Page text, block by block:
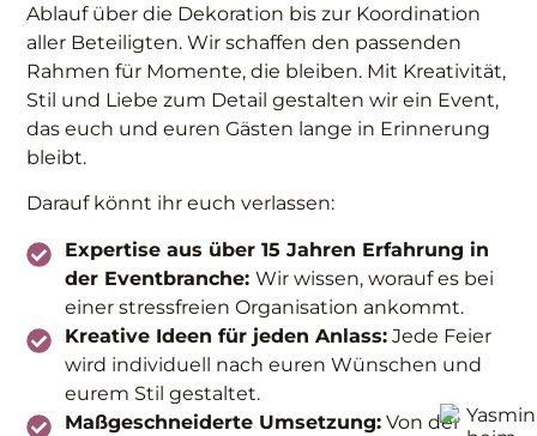
Ablauf über die Dekoration bis zur Koordination
aller Beteiligten. Wir schaffen den passenden
Rahmen für Momente, die bleiben. Mit Kreativität,
Stil und Liebe zum Detail gestalten wir ein Event,
das euch und euren Gästen lange in Erinnerung
bleibt.
Darauf könnt ihr euch verlassen:
Expertise aus über 15 Jahren Erfahrung in
der Eventbranche: Wir wissen, worauf es bei
einer stressfreien Organisation ankommt.
Kreative Ideen für jeden Anlass:Jede Feier
wird individuell nach euren Wünschen und
eurem Stil gestaltet.
Maßgeschneiderte Umsetzung:Von der